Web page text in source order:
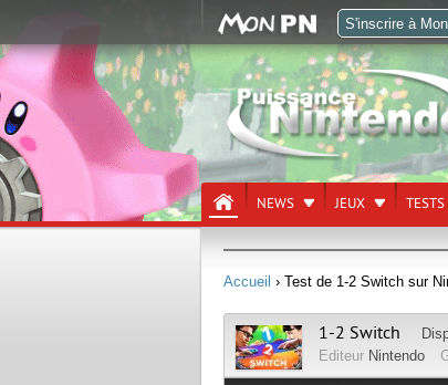
NEWS JEUX
Accueil › Test de 1-2 Switch sur
1-2 Switch
Editeur Nintendo
S'inscrire à